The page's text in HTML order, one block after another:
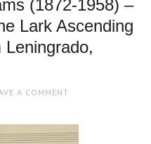
(1872-1958) –
Lark Ascending
A COMMENT